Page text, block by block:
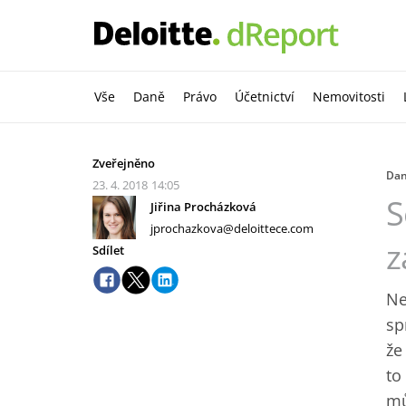
Vše Daně Právo Účetnictví Nemovitosti
Zveřejněno
23. 4. 2018 14:05
Jiřina Procházková
jprochazkova@deloittece.com
Sdílet
to